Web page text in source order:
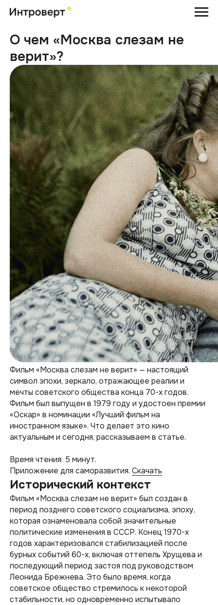
О чем «Москва слезам не
верит»?
Фильм «Москва слезам не верит» — настоящий
символ эпохи, зеркало, отражающее реалии и
мечты советского общества конца 70-х годов.
Фильм был выпущен в 1979 году и удостоен премии
«Оскар» в номинации «Лучший фильм на
иностранном языке». Что делает это кино
актуальным и сегодня, рассказываем в статье.
Время чтения: 5 минут.
Приложение для саморазвития. Скачать
Исторический контекст
Фильм «Москва слезам не верит» был создан в
период позднего советского социализма, эпоху,
которая ознаменовала собой значительные
политические изменения в СССР. Конец 1970-х
годов характеризовался стабилизацией после
бурных событий 60-х, включая оттепель Хрущева и
последующий период застоя под руководством
Леонида Брежнева. Это было время, когда
советское общество стремилось к некоторой
стабильности, но одновременно испытывало